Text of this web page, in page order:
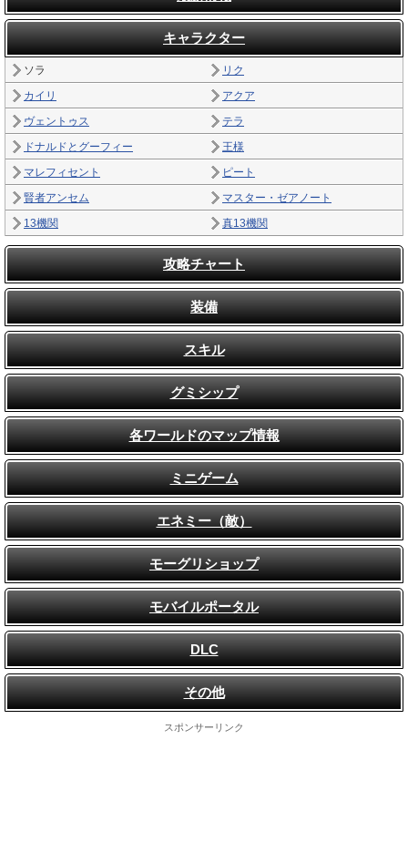
キャラクター
ソラ
リク
カイリ
アクア
ヴェントゥス
テラ
ドナルドとグーフィー
王様
マレフィセント
ピート
賢者アンセム
マスター・ゼアノート
13機関
真13機関
攻略チャート
装備
スキル
グミシップ
各ワールドのマップ情報
ミニゲーム
エネミー（敵）
モーグリショップ
モバイルポータル
DLC
その他
スポンサーリンク